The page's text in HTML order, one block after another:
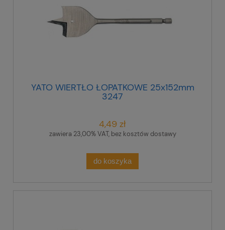
YATO WIERTŁO ŁOPATKOWE 25x152mm
3247
4,49 zł
zawiera 23,00% VAT, bez kosztów dostawy
do koszyka